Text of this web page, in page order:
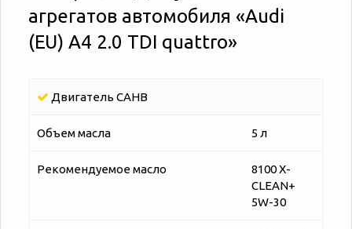
агрегатов автомобиля «‎‎Audi
(EU) A4 2.0 TDI quattro»
Двигатель CAHB
Объем масла 5 л
Рекомендуемое масло
8100 X-
CLEAN+
5W-30